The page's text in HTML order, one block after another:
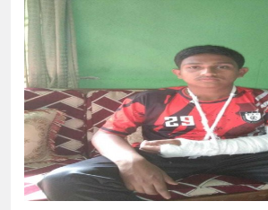
অভ্যন্তরীণ বিরোধ তুঙ্গে
চেহারা কি দেখা গেছে : স্বরাষ্ট্রমন্ত্রী
ভারত সমর্থন করে না : জয়সওয়াল
ভবনে পাঠদান
দিরাই-শাল্লার উন্নয়ন করতে চাই : এমপি